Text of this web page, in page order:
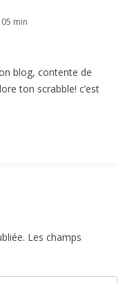
min
blog, contente de
ton scrabble! c’est
Les champs